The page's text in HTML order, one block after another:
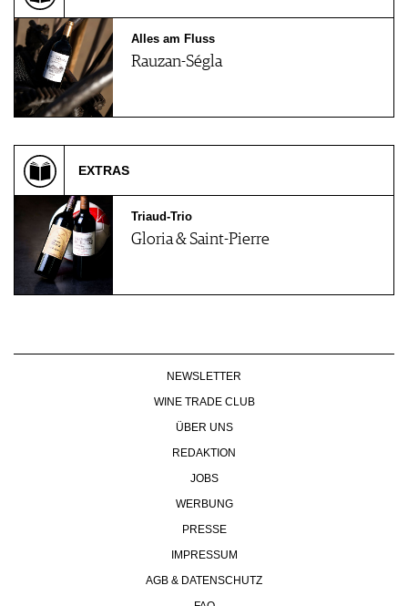
Alles am Fluss
Rauzan-Ségla
EXTRAS
Triaud-Trio
Gloria & Saint-Pierre
NEWSLETTER
WINE TRADE CLUB
ÜBER UNS
REDAKTION
JOBS
WERBUNG
PRESSE
IMPRESSUM
AGB & DATENSCHUTZ